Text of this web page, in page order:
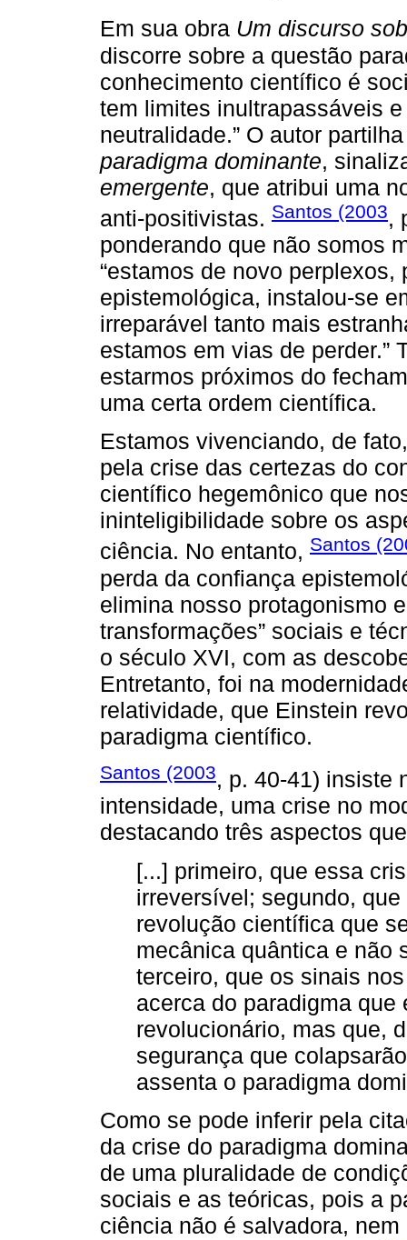
Em sua obra Um discurso
discorre sobre a questão
conhecimento científico é
tem limites inultrapassáveis
neutralidade.” O autor
paradigma dominante,
emergente, que atribui uma
anti-positivistas. Santos (2003,
ponderando que não somos
“estamos de novo
epistemológica, instalou-se
irreparável tanto mais
estamos em vias de perder.”
estarmos próximos do
uma certa ordem científica.
Estamos vivenciando, de
pela crise das certezas do
científico hegemônico que
ininteligibilidade sobre os
ciência. No entanto, Santos
perda da confiança
elimina nosso protagonismo
transformações” sociais e
o século XVI, com as
Entretanto, foi na
relatividade, que Einstein
paradigma científico.
Santos (2003, p. 40-41) insiste
intensidade, uma crise no
destacando três aspectos
[...] primeiro, que essa
irreversível; segundo,
revolução científica que
mecânica quântica e não
terceiro, que os sinais
acerca do paradigma
revolucionário, mas que,
segurança que
assenta o paradigma
Como se pode inferir pela
da crise do paradigma
de uma pluralidade de
sociais e as teóricas, pois a
ciência não é salvadora,